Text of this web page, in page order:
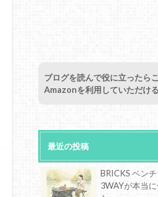
ブログを読んで役に立ったら
Amazonを利用していただけ
最近の投稿
BRICKS ベン
3WAYが本当